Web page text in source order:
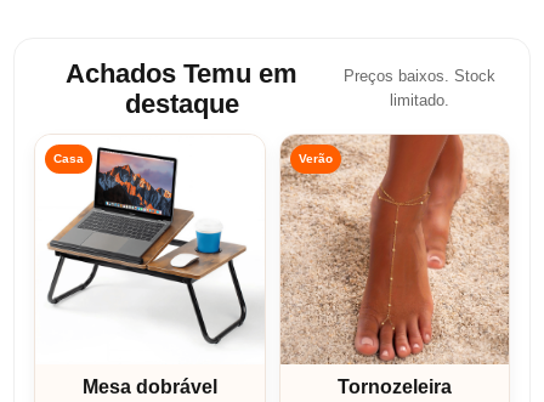
Achados Temu em
destaque
Preços baixos. Stock
limitado.
Casa
Mesa dobrável
Verão
Tornozeleira